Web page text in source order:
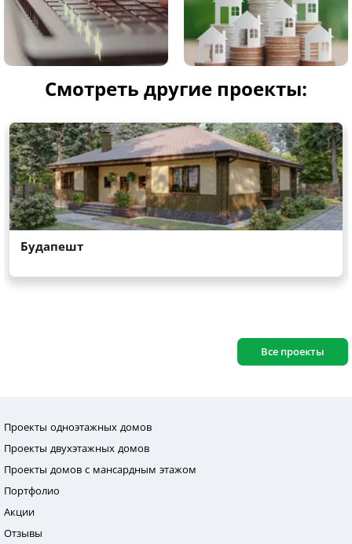
Смотреть другие проекты:
Все проекты
Проекты одноэтажных домов
Проекты двухэтажных домов
Проекты домов с мансардным этажом
Портфолио
Акции
Отзывы